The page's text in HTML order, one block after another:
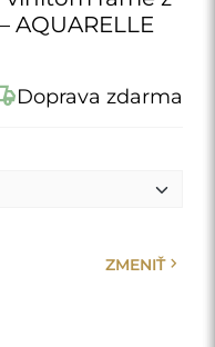
AQUARELLE
Doprava zdarma
ZMENIŤchevron_right